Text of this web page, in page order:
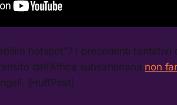
hotspot”? I precedenti
dall’Africa subsahariana non
(HuffPost)